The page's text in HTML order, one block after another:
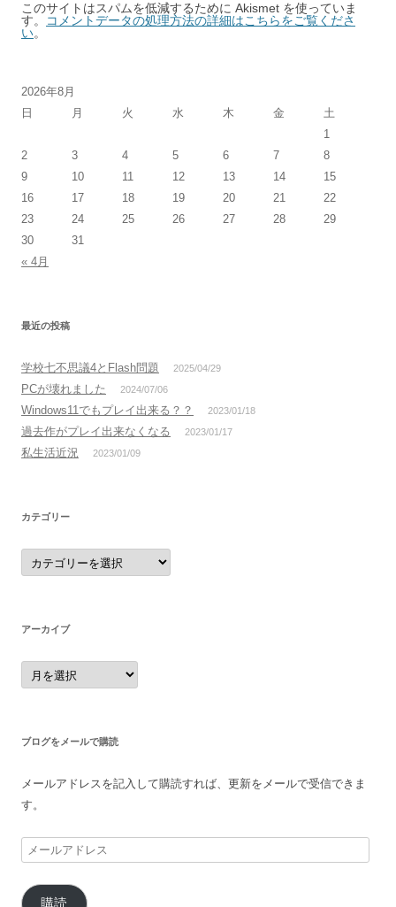
このサイトはスパムを低減するために Akismet を使っていま
す。
コメントデータの処理方法の詳細はこちらをご覧くださ
い。
2026年8月
日
月 火 水 木 金
土
1
2
3 4 5 6 7
8
9
10 11 12 13 14
15
16
17 18 19 20 21
22
23
24 25 26 27 28
29
30
31
« 4月
最近の投稿
学校七不思議4とFlash問題 2025/04/29
PCが壊れました 2024/07/06
Windows11でもプレイ出来る？？ 2023/01/18
過去作がプレイ出来なくなる 2023/01/17
私生活近況 2023/01/09
カテゴリー
カ
テ
ゴ
アーカイブ
ア
ー
カ
ブログをメールで購読
メールアドレスを記入して購読すれば、更新をメールで受信できま
す。
メ
ル
購読